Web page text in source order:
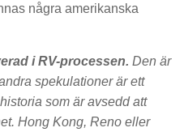
några amerikanska
i RV-processen. Den är
spekulationer är ett
som är avsedd att
Hong Kong, Reno eller